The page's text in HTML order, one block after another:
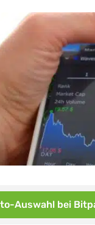
Auswahl bei